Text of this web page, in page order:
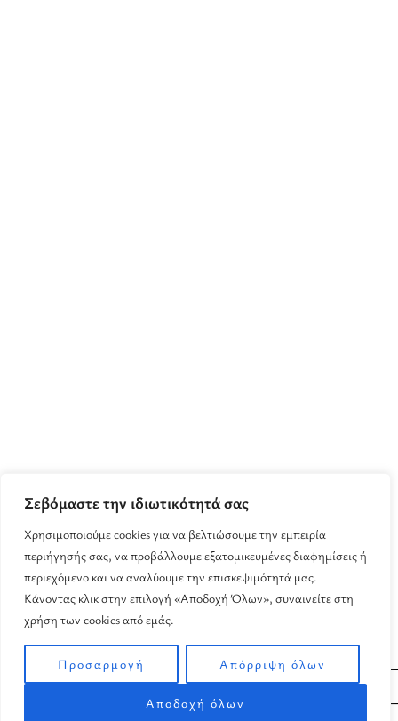
Σεβόμαστε την ιδιωτικότητά σας
Χρησιμοποιούμε cookies για να βελτιώσουμε την εμπειρία
περιήγησής σας, να προβάλλουμε εξατομικευμένες διαφημίσεις ή
περιεχόμενο και να αναλύουμε την επισκεψιμότητά μας.
Κάνοντας κλικ στην επιλογή «Αποδοχή Όλων», συναινείτε στη
χρήση των cookies από εμάς.
Προσαρμογή Απόρριψη όλων
Αποδοχή όλων
Φίλτρα